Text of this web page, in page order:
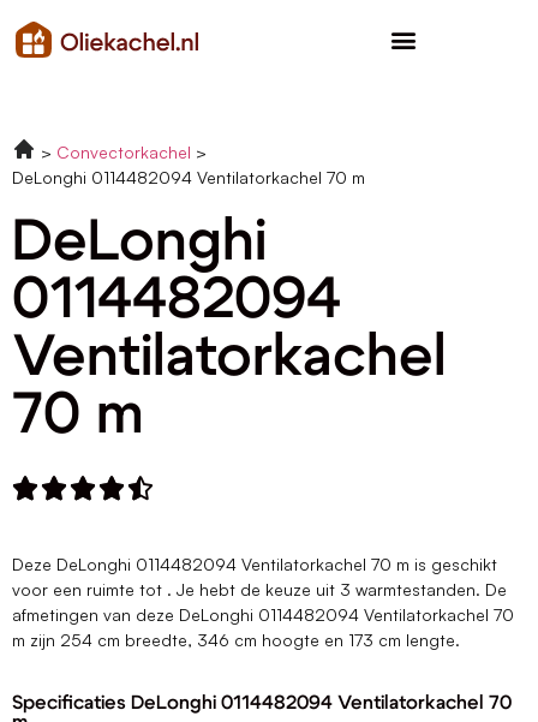
Convectorkachel
DeLonghi 0114482094 Ventilatorkachel 70 m
DeLonghi
0114482094
Ventilatorkachel
70 m

Deze DeLonghi 0114482094 Ventilatorkachel 70 m is geschikt
voor een ruimte tot . Je hebt de keuze uit 3 warmtestanden. De
afmetingen van deze DeLonghi 0114482094 Ventilatorkachel 70
m zijn 254 cm breedte, 346 cm hoogte en 173 cm lengte.
Specificaties DeLonghi 0114482094 Ventilatorkachel 70